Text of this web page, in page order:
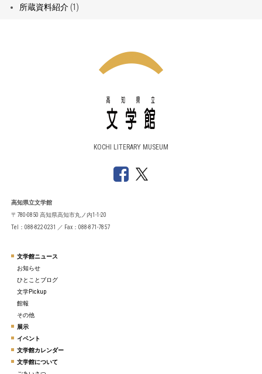
所蔵資料紹介(1)
KOCHI LITERARY MUSEUM
高知県立文学館
〒780-0850 高知県高知市丸ノ内1-1-20
Tel：088-822-0231 ／ Fax：088-871-7857
文学館ニュース
お知らせ
ひとことブログ
文学Pickup
館報
その他
展示
イベント
文学館カレンダー
文学館について